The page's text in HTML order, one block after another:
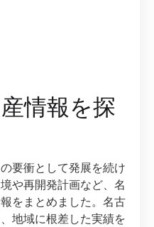
情報を探
要衝として発展を続け
や再開発計画など、名
をまとめました。名古
地域に根差した実績を